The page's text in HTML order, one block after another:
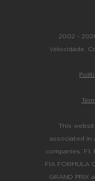
2002 -
Velocidade.
This
associated in
companies. F1,
FIA FORMULA
GRAND PRIX